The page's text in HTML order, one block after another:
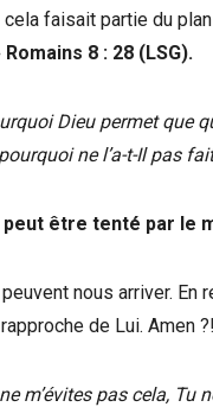
faisait partie du
8 : 28 (LSG).
Dieu permet que
ne l’a-t-Il pas
peut être tenté par
nous arriver.
de Lui. Amen
m’évites pas cela, Tu